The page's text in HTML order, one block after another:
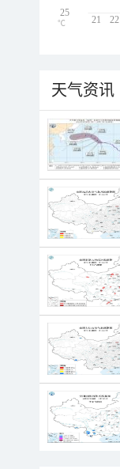
21 22
25
℃
天气资讯